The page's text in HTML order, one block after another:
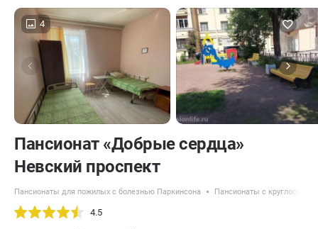
4
Пансионат «Добрые сердца»
Невский проспект
Пансионаты для пожилых с болезнью Паркинсона Пансионаты с
4.5